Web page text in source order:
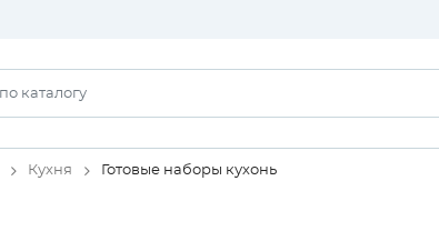
Кухня Готовые наборы кухонь